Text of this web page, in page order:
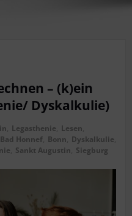
– (k)ein
Dyskalkulie)
Legasthenie Lesen
Bad Honnef, Bonn Dyskalkulie
Sankt Augustin Siegburg